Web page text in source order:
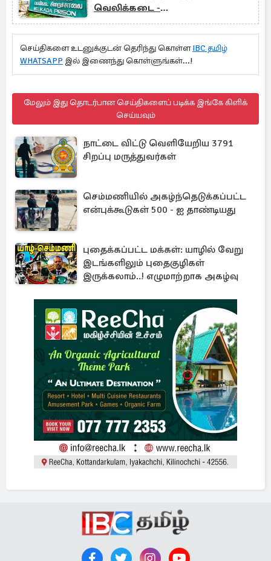
வெலிக்கடை -
அங்குனுகோலாவில் இருவர் பலி
செய்திகளை உடனுக்குடன் தெரிந்து கொள்ளIBC தமிழ்
WHATSAPP இல் இணைந்து கொள்ளுங்கள்...!
மேலும் இது தொடர்பான செய்திகளைப் படிக்க இங்கே கிளிக்
செய்யவும்
நாட்டை விட்டு வெளியேறிய 3791
சிறப்பு மருத்துவர்கள்
செம்மணியில் அகழ்ந்தெடுக்கப்பட்ட
என்புக்கூடுகள் 500 - ஐ தாண்டியது
புதைக்கப்பட்ட மக்கள்: யாழில் வேறு
இடங்களிலும் புதைகுழிகள்
இருக்கலாம்..! எழுமாற்றாக அகழ்வு